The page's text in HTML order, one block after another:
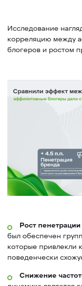
Исследование
корреляцию между
блогеров и ростом
Рост
был обеспечен
которые привлекли
поведенчески
Снижение